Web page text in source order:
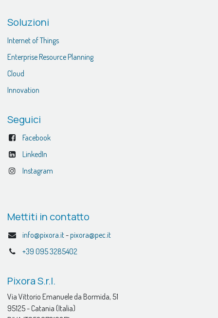
Soluzioni
Internet of Things
Enterprise Resource Planning
Cloud
Innovation
Seguici
Facebook
LinkedIn
Instagram
Mettiti in contatto
info@pixora.it-pixora@pec.it
+39 095 3285402
Pixora S.r.l.
Via Vittorio Emanuele da Bormida, 51
95125 - Catania (Italia)